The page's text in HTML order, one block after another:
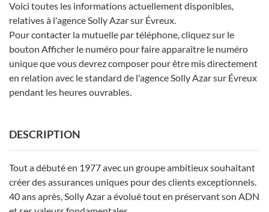
Voici toutes les informations actuellement disponibles,
relatives à l'agence Solly Azar sur Évreux.
Pour contacter la mutuelle par téléphone, cliquez sur le
bouton Afficher le numéro pour faire apparaître le numéro
unique que vous devrez composer pour être mis directement
en relation avec le standard de l'agence Solly Azar sur Évreux
pendant les heures ouvrables.
DESCRIPTION
Tout a débuté en 1977 avec un groupe ambitieux souhaitant
créer des assurances uniques pour des clients exceptionnels.
40 ans après, Solly Azar a évolué tout en préservant son ADN